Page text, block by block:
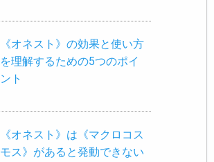
《オネスト》の効果と使い方
を理解するための5つのポイ
ント
《オネスト》は《マクロコス
モス》があると発動できない